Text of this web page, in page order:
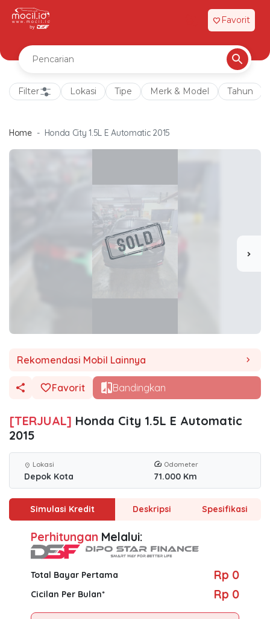
favorite Favorit
Filter Lokasi Tipe Merk & Model Tahun
Home Honda City 1.5L E Automatic 2015
chevron_right
Rekomendasi Mobil Lainnya chevron_right
Favorit Bandingkan
[TERJUAL] Honda City 1.5L E Automatic
2015
location_on Lokasi
Depok Kota
Odometer
71.000 Km
Simulasi Kredit Deskripsi Spesifikasi
Perhitungan Melalui:
Total Bayar Pertama Rp 0
Cicilan Per Bulan* Rp 0